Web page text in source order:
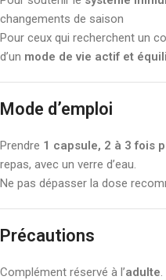
changements de saison
Pour ceux qui recherchent un
d’un mode de vie actif et
Mode d’emploi
Prendre 1 capsule, 2 à 3 fois
repas, avec un verre d’eau.
Ne pas dépasser la dose
Précautions
Complément réservé à l’adulte.